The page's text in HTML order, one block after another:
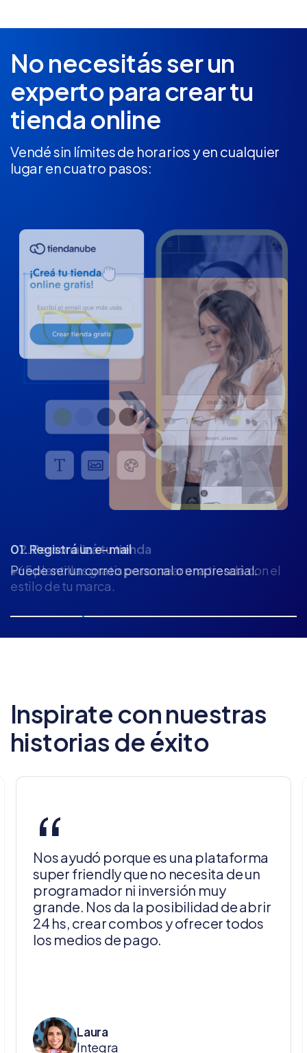
No necesitás ser un
expertopara crear tu
tienda online
Vendé sin límites de horarios y en cualquier
lugar en cuatro pasos:
02. Personalizá tu tienda
+65 plantillas gratis para crear una tienda con el
estilo de tu marca.
Inspirate con nuestras
historias de éxito
“
Nos ayudó porque es una plataforma
super friendly que no necesita de un
programador ni inversión muy
grande. Nos da la posibilidad de abrir
24 hs, crear combos y ofrecer todos
los medios de pago.
Laura
Integra